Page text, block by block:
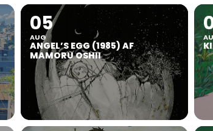
05
AUG
ANGEL’S EGG (1985) AF
MAMORU OSHII